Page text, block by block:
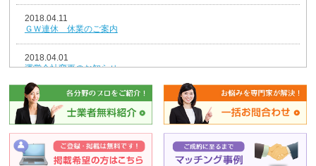
2018.04.11
ＧＷ連休 休業のご案内
2018.04.01
運営会社変更のお知らせ
2018.01.04
新年のごあいさつ
2017.12.26
年末年始休業のお知らせ